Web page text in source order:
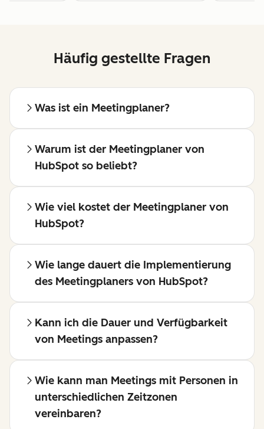
Häufig gestellte Fragen
Was ist ein Meetingplaner?
Warum ist der Meetingplaner von
HubSpot so beliebt?
Wie viel kostet der Meetingplaner von
HubSpot?
Wie lange dauert die Implementierung
des Meetingplaners von HubSpot?
Kann ich die Dauer und Verfügbarkeit
von Meetings anpassen?
Wie kann man Meetings mit Personen in
unterschiedlichen Zeitzonen
vereinbaren?